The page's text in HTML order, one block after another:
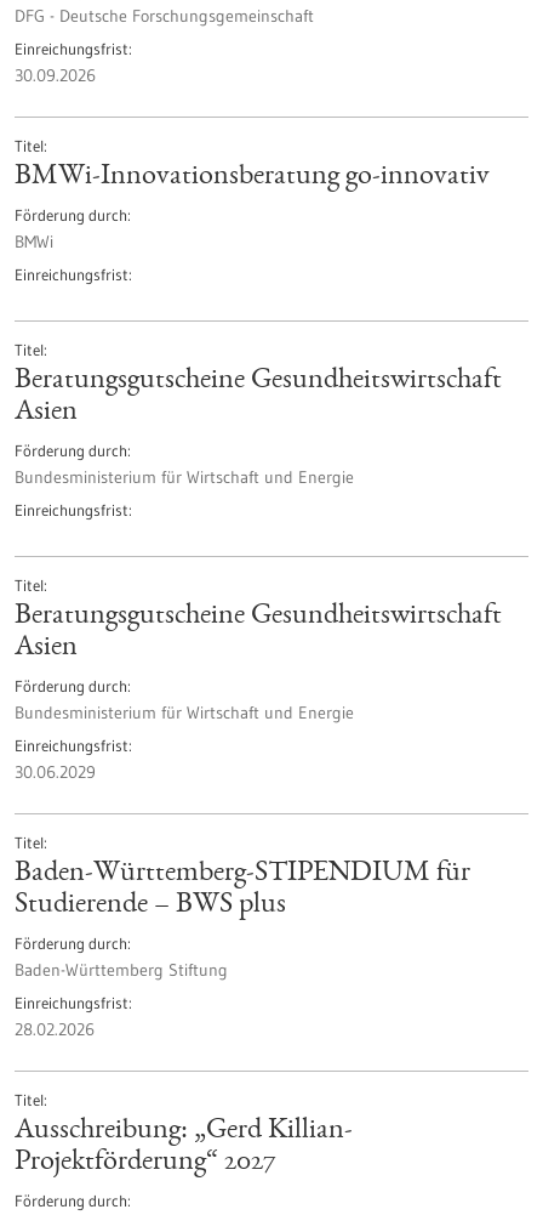
DFG - Deutsche Forschungsgemeinschaft
Einreichungsfrist
30.09.2026
Titel
BMWi-Innovationsberatung go-innovativ
Förderung durch
BMWi
Einreichungsfrist
Titel
Beratungsgutscheine Gesundheitswirtschaft
Asien
Förderung durch
Bundesministerium für Wirtschaft und Energie
Einreichungsfrist
Titel
Beratungsgutscheine Gesundheitswirtschaft
Asien
Förderung durch
Bundesministerium für Wirtschaft und Energie
Einreichungsfrist
30.06.2029
Titel
Baden-Württemberg-STIPENDIUM für
Studierende – BWS plus
Förderung durch
Baden-Württemberg Stiftung
Einreichungsfrist
28.02.2026
Titel
Ausschreibung: „Gerd Killian-
Projektförderung“ 2027
Förderung durch